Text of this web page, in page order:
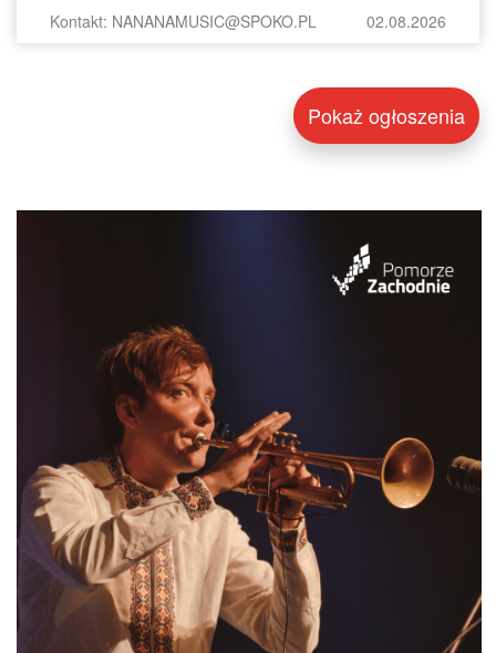
Kontakt: NANANAMUSIC@SPOKO.PL 02.08.2026
Pokaż ogłoszenia